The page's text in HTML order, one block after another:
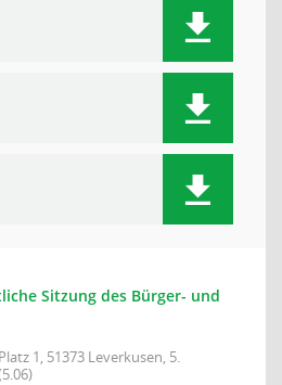
Sitzung des Bürger- und
1, 51373 Leverkusen, 5.